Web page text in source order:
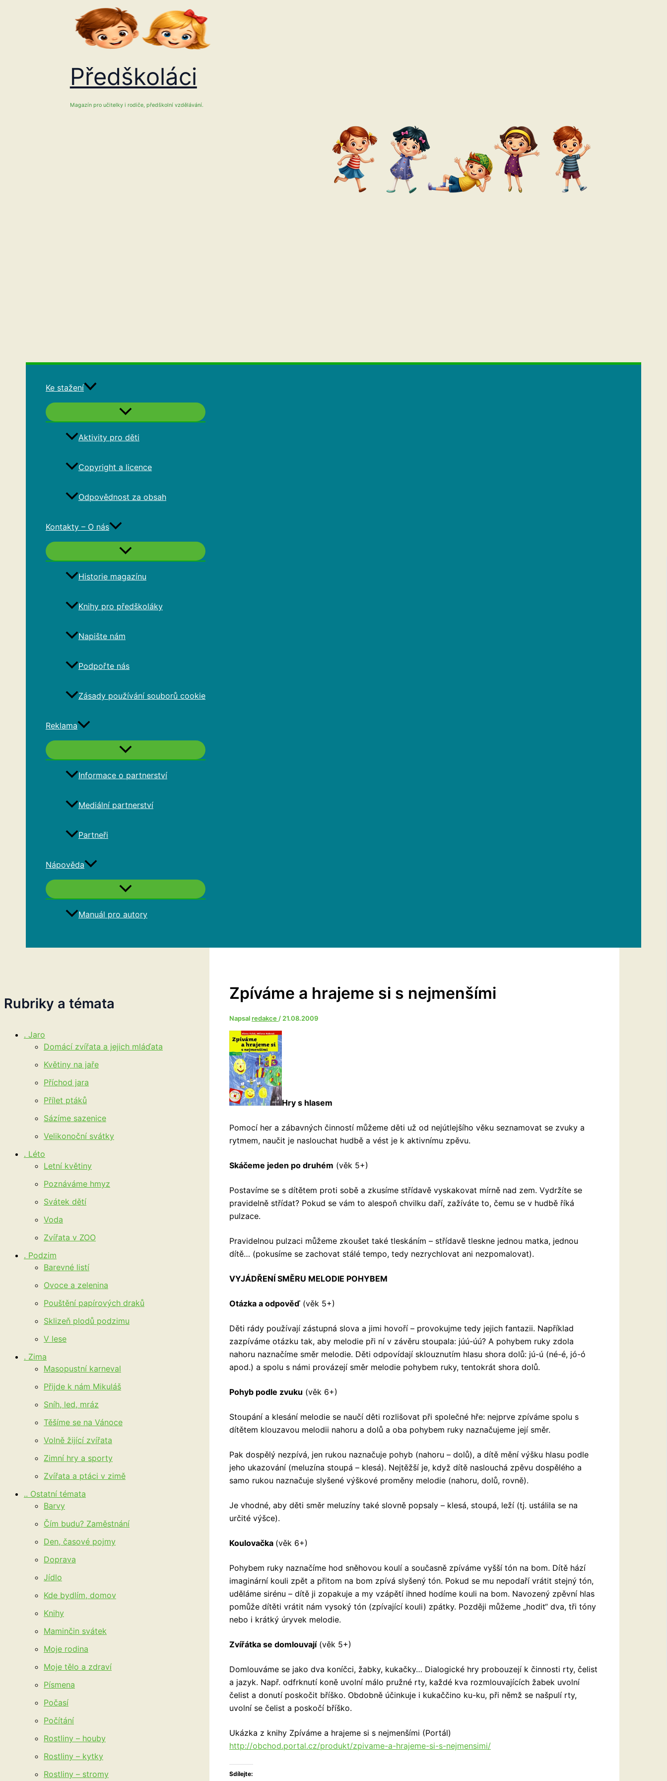
Předškoláci
Magazín pro učitelky i rodiče, předškolní vzdělávání.
Ke stažení
Aktivity pro děti
Copyright a licence
Odpovědnost za obsah
Kontakty – O nás
Historie magazínu
Knihy pro předškoláky
Napište nám
Podpořte nás
Zásady používání souborů cookie
Reklama
Informace o partnerství
Mediální partnerství
Partneři
Nápověda
Manuál pro autory
Rubriky a témata
. Jaro
Domácí zvířata a jejich mláďata
Květiny na jaře
Příchod jara
Přílet ptáků
Sázíme sazenice
Velikonoční svátky
. Léto
Letní květiny
Poznáváme hmyz
Svátek dětí
Voda
Zvířata v ZOO
. Podzim
Barevné listí
Ovoce a zelenina
Pouštění papírových draků
Sklizeň plodů podzimu
V lese
. Zima
Masopustní karneval
Přijde k nám Mikuláš
Sníh, led, mráz
Těšíme se na Vánoce
Volně žijící zvířata
Zimní hry a sporty
Zvířata a ptáci v zimě
.. Ostatní témata
Barvy
Čím budu? Zaměstnání
Den, časové pojmy
Doprava
Jídlo
Kde bydlím, domov
Knihy
Maminčin svátek
Moje rodina
Moje tělo a zdraví
Písmena
Počasí
Počítání
Rostliny – houby
Rostliny – kytky
Rostliny – stromy
Zpíváme a hrajeme si s nejmenšími
Napsalredakce / 21.08.2009
Hry s hlasem
Pomocí her a zábavných činností můžeme děti už od nejútlejšího věku seznamovat se zvuky a
rytmem, naučit je naslouchat hudbě a vést je k aktivnímu zpěvu.
Skáčeme jeden po druhém (věk 5+)
Postavíme se s dítětem proti sobě a zkusíme střídavě vyskakovat mírně nad zem. Vydržíte se
pravidelně střídat? Pokud se vám to alespoň chvilku daří, zažíváte to, čemu se v hudbě říká
pulzace.
Pravidelnou pulzaci můžeme zkoušet také tleskáním – střídavě tleskne jednou matka, jednou
dítě… (pokusíme se zachovat stálé tempo, tedy nezrychlovat ani nezpomalovat).
VYJÁDŘENÍ SMĚRU MELODIE POHYBEM
Otázka a odpověď (věk 5+)
Děti rády používají zástupná slova a jimi hovoří – provokujme tedy jejich fantazii. Například
zazpíváme otázku tak, aby melodie při ní v závěru stoupala: júú-úú? A pohybem ruky zdola
nahoru naznačíme směr melodie. Děti odpovídají sklouznutím hlasu shora dolů: jú-ú (né-é, jó-ó
apod.) a spolu s námi provázejí směr melodie pohybem ruky, tentokrát shora dolů.
Pohyb podle zvuku (věk 6+)
Stoupání a klesání melodie se naučí děti rozlišovat při společné hře: nejprve zpíváme spolu s
dítětem klouzavou melodii nahoru a dolů a oba pohybem ruky naznačujeme její směr.
Pak dospělý nezpívá, jen rukou naznačuje pohyb (nahoru – dolů), a dítě mění výšku hlasu podle
jeho ukazování (meluzína stoupá – klesá). Nejtěžší je, když dítě naslouchá zpěvu dospělého a
samo rukou naznačuje slyšené výškové proměny melodie (nahoru, dolů, rovně).
Je vhodné, aby děti směr meluzíny také slovně popsaly – klesá, stoupá, leží (tj. ustálila se na
určité výšce).
Koulovačka (věk 6+)
Pohybem ruky naznačíme hod sněhovou koulí a současně zpíváme vyšší tón na bom. Dítě hází
imaginární kouli zpět a přitom na bom zpívá slyšený tón. Pokud se mu nepodaří vrátit stejný tón,
uděláme sirénu – dítě ji zopakuje a my vzápětí ihned hodíme kouli na bom. Navozený zpěvní hlas
pomůže dítěti vrátit nám vysoký tón (zpívající kouli) zpátky. Později můžeme „hodit“ dva, tři tóny
nebo i krátký úryvek melodie.
Zvířátka se domlouvají(věk 5+)
Domlouváme se jako dva koníčci, žabky, kukačky… Dialogické hry probouzejí k činnosti rty, čelist
a jazyk. Např. odfrknutí koně uvolní málo pružné rty, každé kva rozmlouvajících žabek uvolní
čelist a donutí poskočit bříško. Obdobně účinkuje i kukaččino ku-ku, při němž se našpulí rty,
uvolní se čelist a poskočí bříško.
Ukázka z knihy Zpíváme a hrajeme si s nejmenšími (Portál)
http://obchod.portal.cz/produkt/zpivame-a-hrajeme-si-s-nejmensimi/
Sdílejte: